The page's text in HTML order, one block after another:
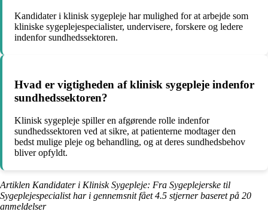
Kandidater i klinisk sygepleje har mulighed for at arbejde som
kliniske sygeplejespecialister, undervisere, forskere og ledere
indenfor sundhedssektoren.
Hvad er vigtigheden af klinisk sygepleje indenfor
sundhedssektoren?
Klinisk sygepleje spiller en afgørende rolle indenfor
sundhedssektoren ved at sikre, at patienterne modtager den
bedst mulige pleje og behandling, og at deres sundhedsbehov
bliver opfyldt.
Artiklen Kandidater i Klinisk Sygepleje: Fra Sygeplejerske til
Sygeplejespecialist har i gennemsnit fået4.5 stjerner baseret på 20
anmeldelser